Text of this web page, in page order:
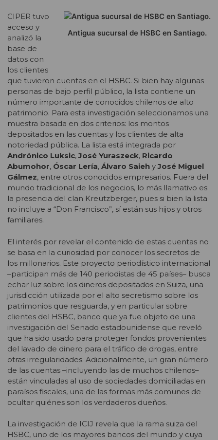
Antigua sucursal de HSBC en Santiago.
CIPER tuvo
acceso y
analizó la
base de
datos con
los clientes
que tuvieron cuentas en el HSBC. Si bien hay algunas
personas de bajo perfil público, la lista contiene un
número importante de conocidos chilenos de alto
patrimonio. Para esta investigación seleccionamos una
muestra basada en dos criterios: los montos
depositados en las cuentas y los clientes de alta
notoriedad pública. La lista está integrada por
Andrónico Luksic,José Yuraszeck, Ricardo
Abumohor, Óscar Lería, Álvaro Saieh yJosé Miguel
Gálmez, entre otros conocidos empresarios. Fuera del
mundo tradicional de los negocios, lo más llamativo es
la presencia del clan Kreutzberger, pues si bien la lista
no incluye a “Don Francisco”, sí están sus hijos y otros
familiares.
El interés por revelar el contenido de estas cuentas no
se basa en la curiosidad por conocer los secretos de
los millonarios. Este proyecto periodístico internacional
–participan más de 140 periodistas de 45 países– busca
echar luz sobre los dineros depositados en Suiza, una
jurisdicción utilizada por el alto secretismo sobre los
patrimonios que resguarda, y en particular sobre
clientes del HSBC, banco que ya fue objeto de una
investigación del Senado estadounidense que reveló
que ha sido usado para proteger fondos provenientes
del lavado de dinero para el tráfico de drogas, entre
otras irregularidades. Adicionalmente, un gran número
de las cuentas –incluyendo las de muchos chilenos–
están vinculadas al uso de sociedades domiciliadas en
paraísos fiscales, una de las formas más comunes de
ocultar quiénes son los verdaderos dueños.
La investigación de ICIJ revela que la rama suiza del
HSBC, uno de los mayores bancos del mundo y cuya